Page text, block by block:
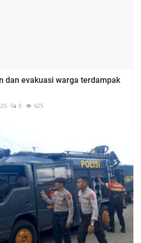
dan evakuasi warga terdampak
0 625